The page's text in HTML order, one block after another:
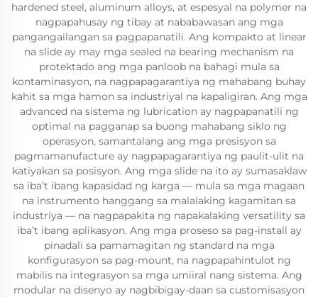
hardened steel, aluminum alloys, at espesyal na polymer na
nagpapahusay ng tibay at nababawasan ang mga
pangangailangan sa pagpapanatili. Ang kompakto at linear
na slide ay may mga sealed na bearing mechanism na
protektado ang mga panloob na bahagi mula sa
kontaminasyon, na nagpapagarantiya ng mahabang buhay
kahit sa mga hamon sa industriyal na kapaligiran. Ang mga
advanced na sistema ng lubrication ay nagpapanatili ng
optimal na pagganap sa buong mahabang siklo ng
operasyon, samantalang ang mga presisyon sa
pagmamanufacture ay nagpapagarantiya ng paulit-ulit na
katiyakan sa posisyon. Ang mga slide na ito ay sumasaklaw
sa iba’t ibang kapasidad ng karga — mula sa mga magaan
na instrumento hanggang sa malalaking kagamitan sa
industriya — na nagpapakita ng napakalaking versatility sa
iba’t ibang aplikasyon. Ang mga proseso sa pag-install ay
pinadali sa pamamagitan ng standard na mga
konfigurasyon sa pag-mount, na nagpapahintulot ng
mabilis na integrasyon sa mga umiiral nang sistema. Ang
modular na disenyo ay nagbibigay-daan sa customisasyon